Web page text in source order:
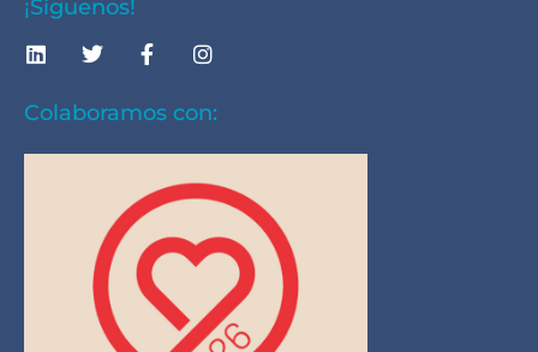
¡Síguenos!
Colaboramos con: